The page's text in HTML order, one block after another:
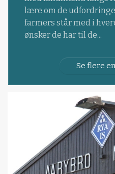
lære om de
farmers står med i
ønsker de har til de...
Se flere